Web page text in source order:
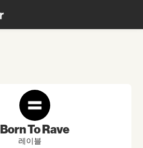
Born To Rave
레이블